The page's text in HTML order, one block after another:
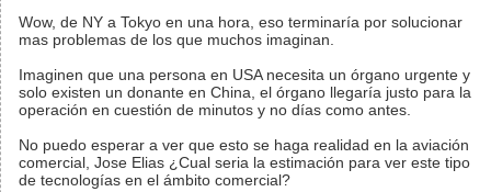
Wow, de NY a Tokyo en una hora, eso terminaría por solucionar
mas problemas de los que muchos imaginan.
Imaginen que una persona en USA necesita un órgano urgente y
solo existen un donante en China, el órgano llegaría justo para la
operación en cuestión de minutos y no días como antes.
No puedo esperar a ver que esto se haga realidad en la aviación
comercial, Jose Elias ¿Cual seria la estimación para ver este tipo
de tecnologías en el ámbito comercial?